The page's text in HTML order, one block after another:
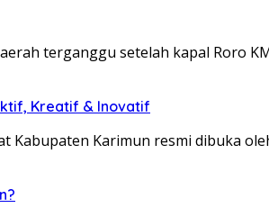
terganggu setelah kapal Roro
Kreatif & Inovatif
Kabupaten Karimun resmi dibuka